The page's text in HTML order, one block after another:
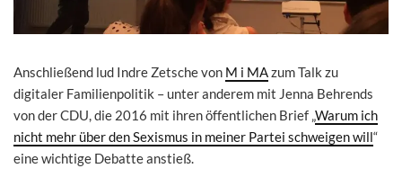
Anschließend lud Indre Zetsche von M i MAzum Talk zu
digitaler Familienpolitik – unter anderem mit Jenna Behrends
von der CDU, die 2016 mit ihren öffentlichen Brief „Warum ich
nicht mehr über den Sexismus in meiner Partei schweigen will“
eine wichtige Debatte anstieß.